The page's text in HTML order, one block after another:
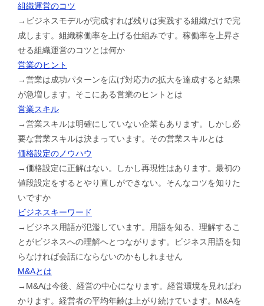
組織運営のコツ
→ビジネスモデルが完成すれば残りは実践する組織だけで完
成します。組織稼働率を上げる仕組みです。稼働率を上昇さ
せる組織運営のコツとは何か
営業のヒント
→営業は成功パターンを広げ対応力の拡大を達成すると結果
が急増します。そこにある営業のヒントとは
営業スキル
→営業スキルは明確にしていない企業もあります。しかし必
要な営業スキルは決まっています。その営業スキルとは
価格設定のノウハウ
→価格設定に正解はない。しかし再現性はあります。最初の
値段設定をするとやり直しができない。そんなコツを知りた
いですか
ビジネスキーワード
→ビジネス用語が氾濫しています。用語を知る、理解するこ
とがビジネスへの理解へとつながります。ビジネス用語を知
らなければ会話にならないのかもしれません
M&Aとは
→M&Aは今後、経営の中心になります。経営環境を見ればわ
かります。経営者の平均年齢は上がり続けています。M&Aを